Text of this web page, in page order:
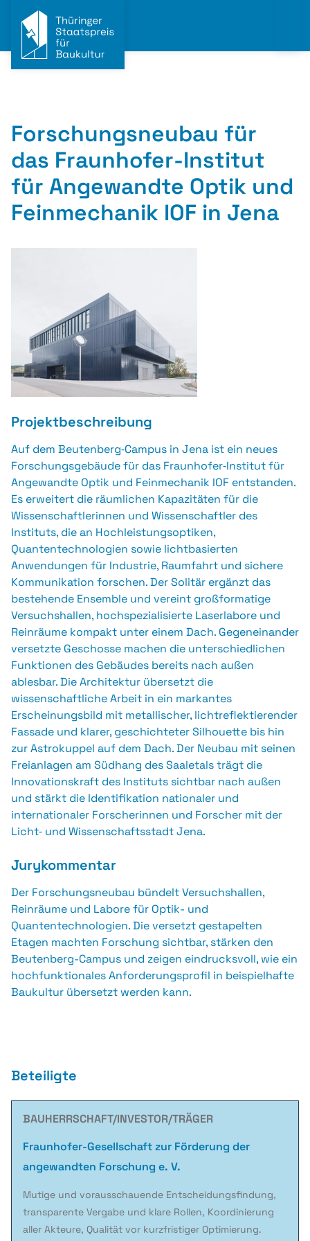
Forschungsneubau für
das Fraunhofer-Institut
für Angewandte Optik und
Feinmechanik IOF in Jena
Projektbeschreibung
Auf dem Beutenberg‑Campus in Jena ist ein neues
Forschungsgebäude für das Fraunhofer‑Institut für
Angewandte Optik und Feinmechanik IOF entstanden.
Es erweitert die räumlichen Kapazitäten für die
Wissenschaftlerinnen und Wissenschaftler des
Instituts, die an Hochleistungsoptiken,
Quantentechnologien sowie lichtbasierten
Anwendungen für Industrie, Raumfahrt und sichere
Kommunikation forschen. Der Solitär ergänzt das
bestehende Ensemble und vereint großformatige
Versuchshallen, hochspezialisierte Laserlabore und
Reinräume kompakt unter einem Dach. Gegeneinander
versetzte Geschosse machen die unterschiedlichen
Funktionen des Gebäudes bereits nach außen
ablesbar. Die Architektur übersetzt die
wissenschaftliche Arbeit in ein markantes
Erscheinungsbild mit metallischer, lichtreflektierender
Fassade und klarer, geschichteter Silhouette bis hin
zur Astrokuppel auf dem Dach. Der Neubau mit seinen
Freianlagen am Südhang des Saaletals trägt die
Innovationskraft des Instituts sichtbar nach außen
und stärkt die Identifikation nationaler und
internationaler Forscherinnen und Forscher mit der
Licht‑ und Wissenschaftsstadt Jena.
Jurykommentar
Der Forschungsneubau bündelt Versuchshallen,
Reinräume und Labore für Optik- und
Quantentechnologien. Die versetzt gestapelten
Etagen machten Forschung sichtbar, stärken den
Beutenberg-Campus und zeigen eindrucksvoll, wie ein
hochfunktionales Anforderungsprofil in beispielhafte
Baukultur übersetzt werden kann.
Beteiligte
BAUHERRSCHAFT/INVESTOR/TRÄGER
Fraunhofer-Gesellschaft zur Förderung der
angewandten Forschung e. V.
Mutige und vorausschauende Entscheidungsfindung,
transparente Vergabe und klare Rollen, Koordinierung
aller Akteure, Qualität vor kurzfristiger Optimierung.